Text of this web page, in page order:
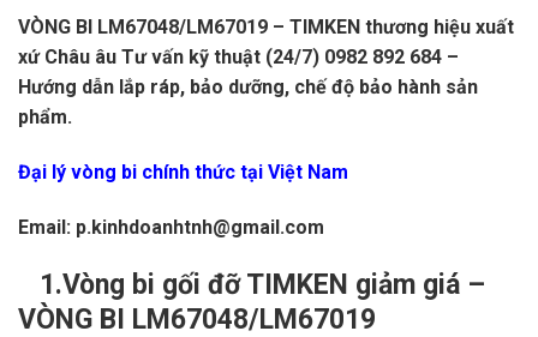
VÒNG BI LM67048/LM67019 – TIMKEN thương hiệu xuất
xứ Châu âu Tư vấn kỹ thuật (24/7) 0982 892 684 –
Hướng dẫn lắp ráp, bảo dưỡng, chế độ bảo hành sản
phẩm.
Đại lý vòng bi chính thức tại Việt Nam
Email: p.kinhdoanhtnh@gmail.com
1.Vòng bi gối đỡ TIMKEN giảm giá –
VÒNG BI LM67048/LM67019